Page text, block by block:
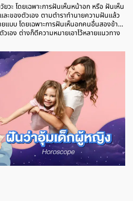
วะ โดยเฉพาะการฝันเห็นหน้าอก หรือ ฝันเห็น
ะของตัวเอง ตามตำราทำนายความฝันแล้ว
ยแบบ โดยเฉพาะการฝันเห็นอกคนอื่นสองข้าง
เอง ต่างก็ตีความหมายเอาไว้หลายแนวทาง
ทำนายความฝันแล้ว หมายถึงอะไรบ้าง ฝัน
าเห็นหน้าอกหรือนม ตามตำราทำนายความ
ที่มาจากการเสี่ยงโชค หรือลาภลอยที่มาจาก
องการเจอคนใหม่ๆ ในช่วงนี้ หรือเพื่อนจาก
นประเภทหน้าอย่างลับหลังอย่าง หรือคนที่
ครฝันเห็นหน้าอกตัวเอง 2 ข้าง แล้วเป็นช่วงที่
ะเป็นช่วงมหาเสน่ห์ มีคนเข้ามาสนใจคุณหลาย
ข้าง การฝันว่าเห็นนมตัวเอง 1 ข้าง อาจจะ
ราทำนายฝันแล้ว จะหมายถึง การเจอกับ
ไม่ดี เป็นช่วงที่จะได้เจอมิตรหรือสังคมใหม่ๆ
วิตจะดีสำหรับการผูกมิตรกับคนต่างเพศ และ
ต้องอดทนและใช้คำพูดให้เป็น แล้วจะทำให้ได้
อสมควรกว่าจะตกลงกันได้ลงตัว เลขเด็ด